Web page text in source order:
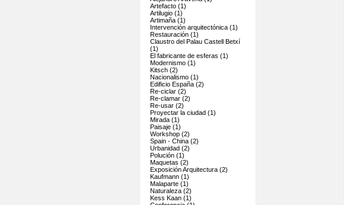
Artefacto (1)
Artilugio (1)
Artimaña (1)
Intervención arquitectónica (1)
Restauración (1)
Claustro del Palau Castell Betxí
(1)
El fabricante de esferas (1)
Modernismo (1)
Kitsch (2)
Nacionalismo (1)
Edificio España (2)
Re-ciclar (2)
Re-clamar (2)
Re-usar (2)
Proyectar la ciudad (1)
Mirada (1)
Paisaje (1)
Workshop (2)
Spain - China (2)
Urbanidad (2)
Polución (1)
Maquetas (2)
Exposición Arquitectura (2)
Kaufmann (1)
Malaparte (1)
Naturaleza (2)
Kess Kaan (1)